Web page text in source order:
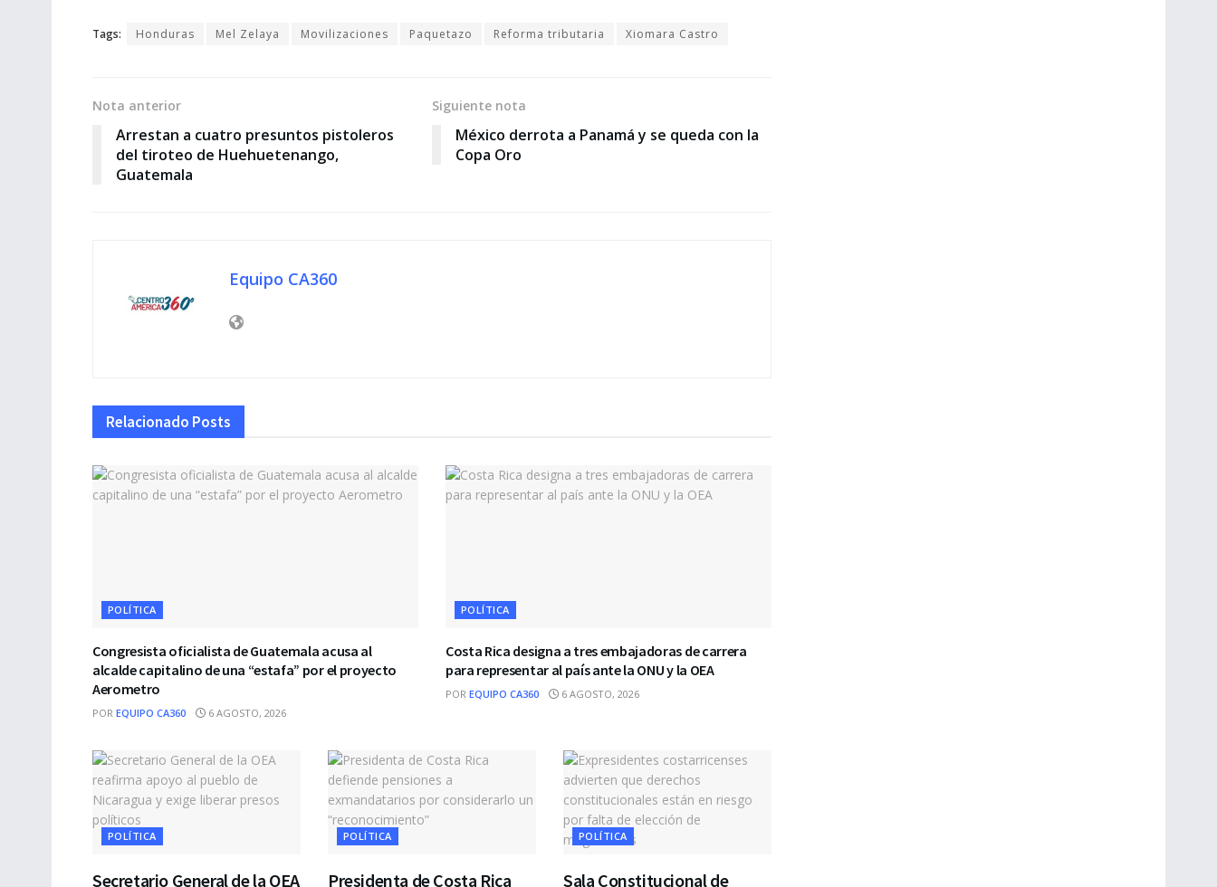
Tags: Honduras Mel Zelaya Movilizaciones Paquetazo Reforma tributaria Xiomara Castro
Nota anterior
Arrestan a cuatro presuntos pistoleros
del tiroteo de Huehuetenango,
Guatemala
Siguiente nota
México derrota a Panamá y se queda con la
Copa Oro
Equipo CA360
Relacionado Posts
POLÍTICA
Congresista oficialista de Guatemala acusa al
alcalde capitalino de una “estafa” por el proyecto
Aerometro
POR EQUIPO CA360 6 AGOSTO, 2026
POLÍTICA
Costa Rica designa a tres embajadoras de carrera
para representar al país ante la ONU y la OEA
POR EQUIPO CA360 6 AGOSTO, 2026
POLÍTICA
Secretario General de la OEA
POLÍTICA
Presidenta de Costa Rica
POLÍTICA
Sala Constitucional de